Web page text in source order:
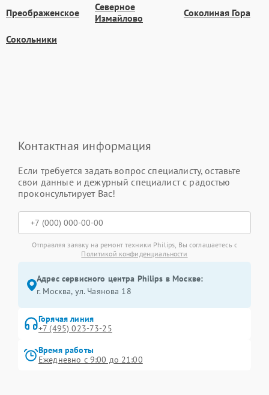
Преображенское
Северное
Измайлово
Соколиная Гора
Сокольники
Контактная информация
Если требуется задать вопрос специалисту, оставьте
свои данные и дежурный специалист с радостью
проконсультирует Вас!
Отправляя заявку на ремонт техники Philips, Вы соглашаетесь с
Политикой конфиденциальности
Адрес сервисного центра Philips в Москве:
г. Москва, ул. Чаянова 18
Горячая линия
+7 (495) 023-73-25
Время работы
Ежедневно с 9:00 до 21:00